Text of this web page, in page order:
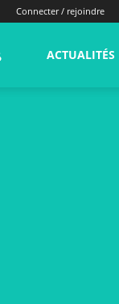
Connecter / rejoindre
alNas.fr ACTUALITÉS